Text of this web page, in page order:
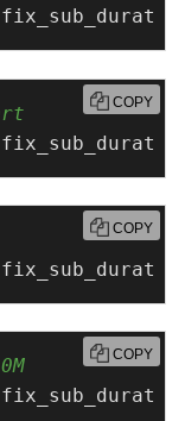
COPY
COPY
COPY